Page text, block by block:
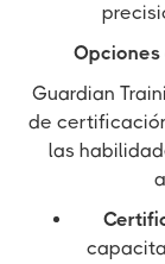
Guardian
de
las